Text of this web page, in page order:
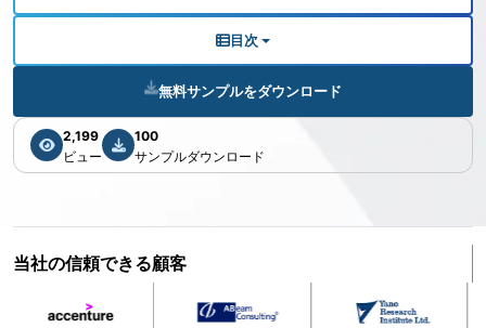
目次
無料サンプルをダウンロード
2,199
ビュー
100
サンプルダウンロード
当社の信頼できる顧客